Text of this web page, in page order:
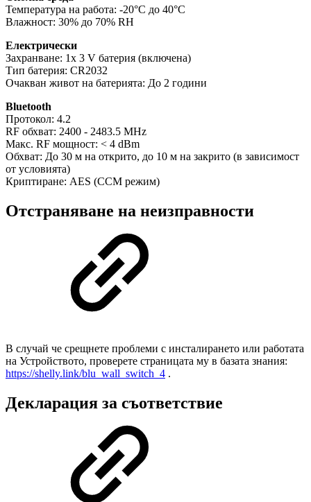
Температура на работа: -20°C до 40°C
Влажност: 30% до 70% RH
Електрически
Захранване: 1x 3 V батерия (включена)
Тип батерия: CR2032
Очакван живот на батерията: До 2 години
Bluetooth
Протокол: 4.2
RF обхват: 2400 - 2483.5 MHz
Макс. RF мощност: < 4 dBm
Обхват: До 30 м на открито, до 10 м на закрито (в зависимост
от условията)
Криптиране: AES (CCM режим)
Отстраняване на неизправности
В случай че срещнете проблеми с инсталирането или работата
на Устройството, проверете страницата му в базата знания:
https://shelly.link/blu_wall_switch_4 .
Декларация за съответствие